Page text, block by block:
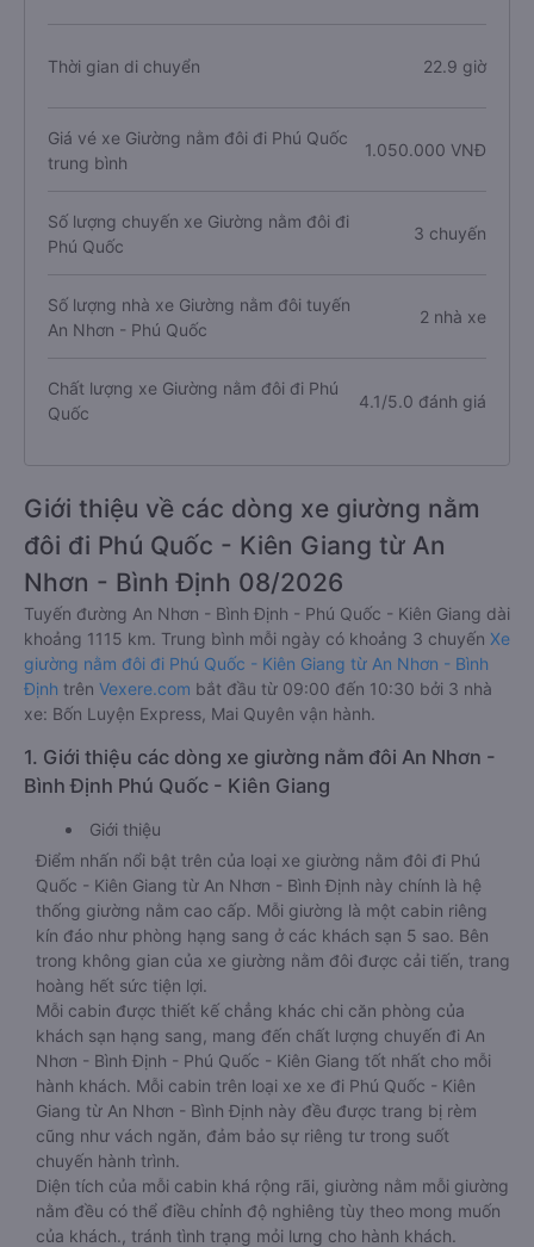
Thời gian di chuyển 22.9 giờ
Giá vé xe Giường nằm đôi đi Phú Quốc
trung bình
1.050.000 VNĐ
Số lượng chuyến xe Giường nằm đôi đi
Phú Quốc
3 chuyến
Số lượng nhà xe Giường nằm đôi tuyến
An Nhơn - Phú Quốc
2 nhà xe
Chất lượng xe Giường nằm đôi đi Phú
Quốc
4.1/5.0 đánh giá
Giới thiệu về các dòng xe giường nằm
đôi đi Phú Quốc - Kiên Giang từ An
Nhơn - Bình Định 08/2026
Tuyến đường An Nhơn - Bình Định - Phú Quốc - Kiên Giang dài
khoảng 1115 km. Trung bình mỗi ngày có khoảng 3 chuyến Xe
giường nằm đôi đi Phú Quốc - Kiên Giang từ An Nhơn - Bình
Định trên Vexere.com bắt đầu từ 09:00 đến 10:30 bởi 3 nhà
xe: Bốn Luyện Express, Mai Quyên vận hành.
1. Giới thiệu các dòng xe giường nằm đôi An Nhơn -
Bình Định Phú Quốc - Kiên Giang
Giới thiệu
Điểm nhấn nổi bật trên của loại xe giường nằm đôi đi Phú
Quốc - Kiên Giang từ An Nhơn - Bình Định này chính là hệ
thống giường nằm cao cấp. Mỗi giường là một cabin riêng
kín đáo như phòng hạng sang ở các khách sạn 5 sao. Bên
trong không gian của xe giường nằm đôi được cải tiến, trang
hoàng hết sức tiện lợi.
Mỗi cabin được thiết kế chẳng khác chi căn phòng của
khách sạn hạng sang, mang đến chất lượng chuyến đi An
Nhơn - Bình Định - Phú Quốc - Kiên Giang tốt nhất cho mỗi
hành khách. Mỗi cabin trên loại xe xe đi Phú Quốc - Kiên
Giang từ An Nhơn - Bình Định này đều được trang bị rèm
cũng như vách ngăn, đảm bảo sự riêng tư trong suốt
chuyến hành trình.
Diện tích của mỗi cabin khá rộng rãi, giường nằm mỗi giường
nằm đều có thể điều chỉnh độ nghiêng tùy theo mong muốn
của khách., tránh tình trạng mỏi lưng cho hành khách.